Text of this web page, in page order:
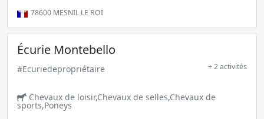
78600 MESNIL LE ROI
Écurie Montebello
#Ecuriedepropriétaire + 2 activités
Chevaux de loisir,Chevaux de selles,Chevaux de
sports,Poneys